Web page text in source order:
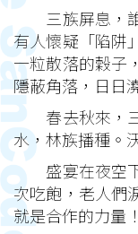
三族屏息，誰
有人懷疑「陷阱
一粒散落的穀子
隱蔽角落，日日
春去秋來，三
水，林族播種。
盛宴在夜空下
次吃飽，老人們
就是合作的力量